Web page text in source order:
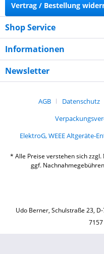
Vertrag / Bestellung
Shop Service
Informationen
Newsletter
AGB Datenschutz
ElektroG, WEEE Altgeräte-
* Alle Preise verstehen sich
ggf.
Udo Berner, Schulstraße 23,